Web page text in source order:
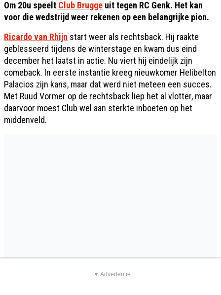
Om 20u speelt Club Brugge uit tegen RC Genk. Het kan
voor die wedstrijd weer rekenen op een belangrijke pion.
Ricardo van Rhijn start weer als rechtsback. Hij raakte
geblesseerd tijdens de winterstage en kwam dus eind
december het laatst in actie. Nu viert hij eindelijk zijn
comeback. In eerste instantie kreeg nieuwkomer Helibelton
Palacios zijn kans, maar dat werd niet meteen een succes.
Met Ruud Vormer op de rechtsback liep het al vlotter, maar
daarvoor moest Club wel aan sterkte inboeten op het
middenveld.
▼ Advertentie